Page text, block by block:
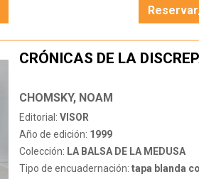
CRÓNICAS DE LA
CHOMSKY, NOAM
Editorial: VISOR
Año de edición: 1999
Colección: LA BALSA DE LA MEDUSA
Tipo de encuadernación: tapa blanda